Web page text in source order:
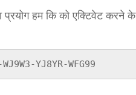
हम कि को एक्टिवेट करने के
YJ8YR-WFG99